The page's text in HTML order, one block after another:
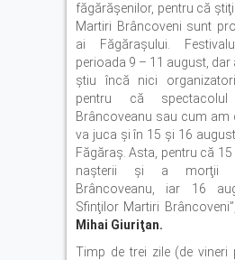
făgărăşenilor, pentru că
Martiri Brâncoveni sunt
ai Făgăraşului.
perioada 9 – 11 august, dar
ştiu încă nici
pentru că
Brâncoveanu sau cum am
va juca şi în 15 şi 16
Făgăraş. Asta, pentru că
naşterii şi a morţii
Brâncoveanu, iar 16
Sfinţilor Martiri
Mihai Giuriţan.
Timp de trei zile (de vineri